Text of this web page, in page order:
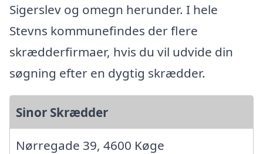
Sigerslev og omegn herunder. I hele
Stevns kommunefindes der flere
skrædderfirmaer, hvis du vil udvide din
søgning efter en dygtig skrædder.
Sinor Skrædder
Nørregade 39, 4600 Køge